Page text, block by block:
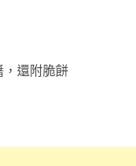
，還附脆餅